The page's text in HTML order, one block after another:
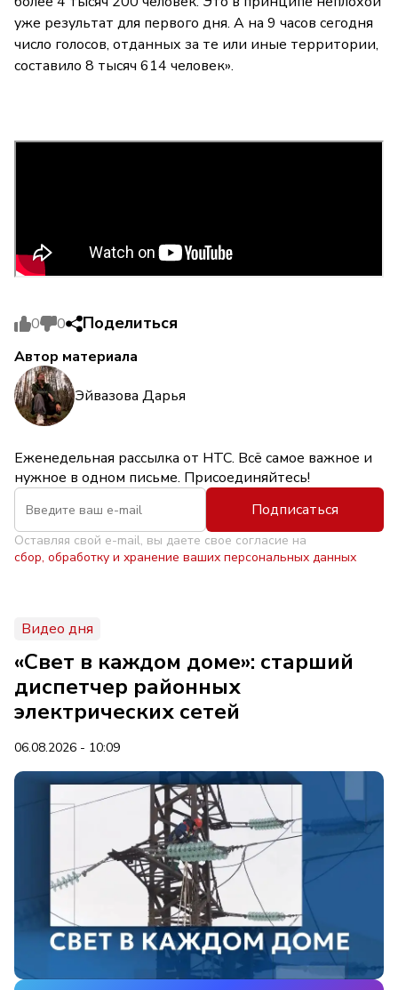
уже результат для первого дня. А на 9 часов сегодня
число голосов, отданных за те или иные территории,
составило 8 тысяч 614 человек».
0 0 Поделиться
Автор материала
Эйвазова Дарья
Еженедельная рассылка от НТС. Всё самое важное и
нужное в одном письме. Присоединяйтесь!
Подписаться
Оставляя свой e-mail, вы даете свое согласие на
сбор, обработку и хранение ваших персональных данных
Видео дня
«Свет в каждом доме»: старший
диспетчер районных
электрических сетей
06.08.2026 - 10:09